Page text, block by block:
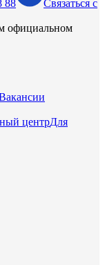
88
Связаться с
официальном
центрДля